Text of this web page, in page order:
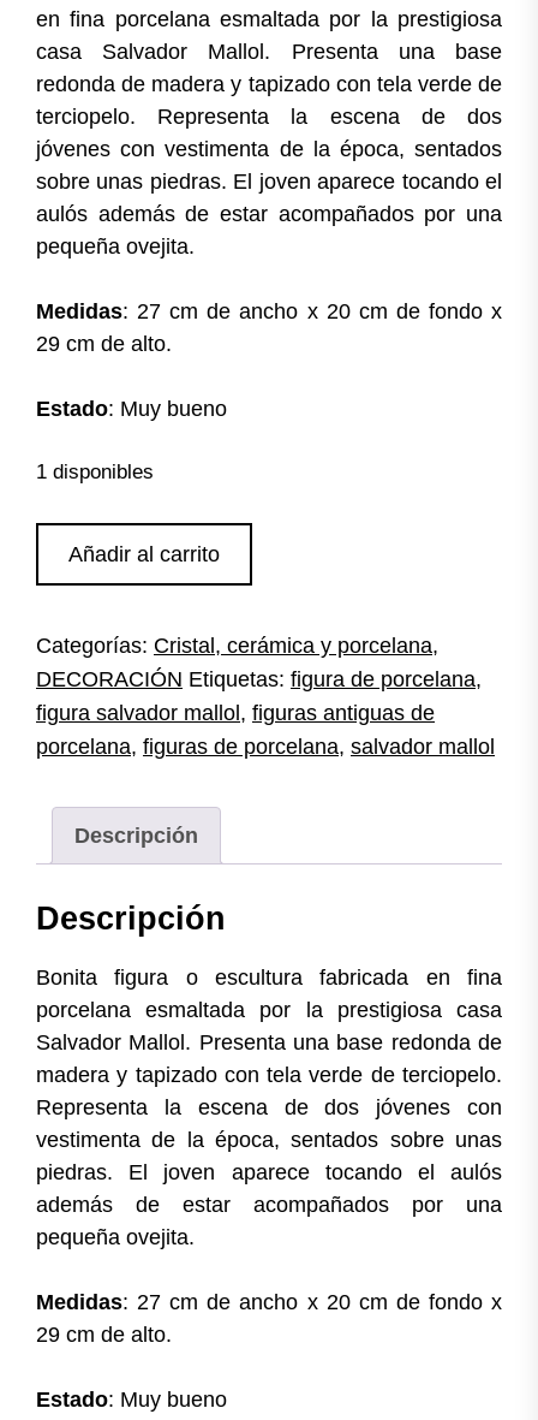
en fina porcelana esmaltada por la prestigiosa
casa Salvador Mallol. Presenta una base
redonda de madera y tapizado con tela verde de
terciopelo. Representa la escena de dos
jóvenes con vestimenta de la época, sentados
sobre unas piedras. El joven aparece tocando el
aulós además de estar acompañados por una
pequeña ovejita.
Medidas: 27 cm de ancho x 20 cm de fondo x
29 cm de alto.
Estado: Muy bueno
1 disponibles
porcelana
cantidad
Añadir al carrito
Categorías: Cristal, cerámica y porcelana,
DECORACIÓN Etiquetas: figura de porcelana,
figura salvador mallol, figuras antiguas de
porcelana, figuras de porcelana, salvador mallol
Descripción
Descripción
Bonita figura o escultura fabricada en fina
porcelana esmaltada por la prestigiosa casa
Salvador Mallol. Presenta una base redonda de
madera y tapizado con tela verde de terciopelo.
Representa la escena de dos jóvenes con
vestimenta de la época, sentados sobre unas
piedras. El joven aparece tocando el aulós
además de estar acompañados por una
pequeña ovejita.
Medidas: 27 cm de ancho x 20 cm de fondo x
29 cm de alto.
Estado: Muy bueno